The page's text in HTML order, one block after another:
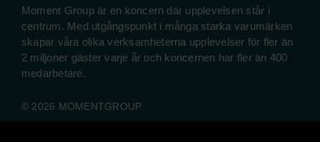
Moment Group är en koncern där upplevelsen står i
centrum. Med utgångspunkt i många starka varumärken
skapar våra olika verksamheterna upplevelser för fler än
2 miljoner gäster varje år och koncernen har fler än 400
medarbetare.
© 2026 MOMENTGROUP